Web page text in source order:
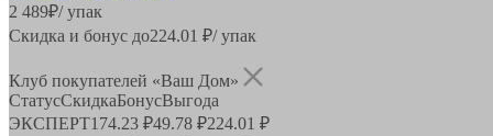
2 489₽/ упак
Скидка и бонус до224.01 ₽/ упак
Клуб покупателей «Ваш Дом»
СтатусСкидкаБонусВыгода
ЭКСПЕРТ174.23 ₽49.78 ₽224.01 ₽